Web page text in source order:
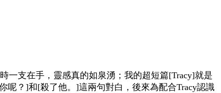
一支在手，靈感真的如泉湧；我的超短篇[Tracy]就是
？]和[殺了他。]這兩句對白，後來為配合Tracy認識